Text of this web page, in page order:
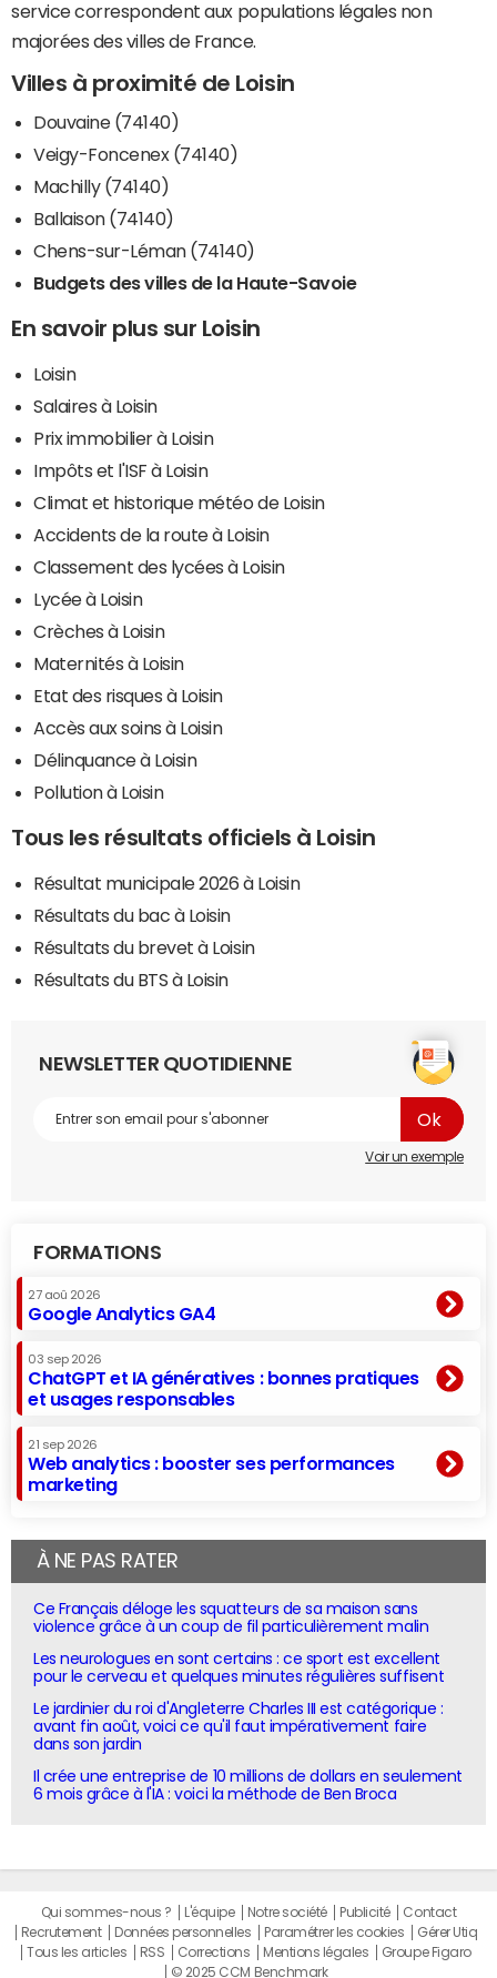
service correspondent aux populations légales non
majorées des villes de France.
Villes à proximité de Loisin
Douvaine (74140)
Veigy-Foncenex (74140)
Machilly (74140)
Ballaison (74140)
Chens-sur-Léman (74140)
Budgets des villes de la Haute-Savoie
En savoir plus sur Loisin
Loisin
Salaires à Loisin
Prix immobilier à Loisin
Impôts et l'ISF à Loisin
Climat et historique météo de Loisin
Accidents de la route à Loisin
Classement des lycées à Loisin
Lycée à Loisin
Crèches à Loisin
Maternités à Loisin
Etat des risques à Loisin
Accès aux soins à Loisin
Délinquance à Loisin
Pollution à Loisin
Tous les résultats officiels à Loisin
Résultat municipale 2026 à Loisin
Résultats du bac à Loisin
Résultats du brevet à Loisin
Résultats du BTS à Loisin
NEWSLETTER QUOTIDIENNE
Voir un exemple
FORMATIONS
27 aoû 2026
Google Analytics GA4
03 sep 2026
ChatGPT et IA génératives : bonnes pratiques
et usages responsables
21 sep 2026
Web analytics : booster ses performances
marketing
À NE PAS RATER
Ce Français déloge les squatteurs de sa maison sans
violence grâce à un coup de fil particulièrement malin
Les neurologues en sont certains : ce sport est excellent
pour le cerveau et quelques minutes régulières suffisent
Le jardinier du roi d'Angleterre Charles III est catégorique :
avant fin août, voici ce qu'il faut impérativement faire
dans son jardin
Il crée une entreprise de 10 millions de dollars en seulement
6 mois grâce à l'IA : voici la méthode de Ben Broca
Qui sommes-nous ? L'équipe Notre société Publicité
Contact
Recrutement
Données personnelles Paramétrer les cookies
Gérer Utiq
Tous les articles
RSS Corrections Mentions légales
Groupe Figaro
© 2025 CCM Benchmark